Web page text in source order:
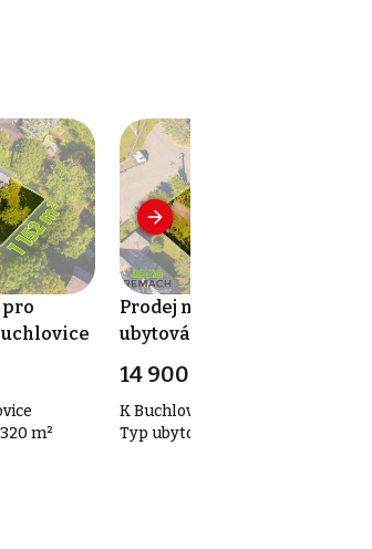
m²
Prodej nemovitosti pro
ubytování 320 m², Buchlovice
14 900 000 Kč
K Buchlovu 662, Buchlovice
Typ ubytování • Plocha 320 m²